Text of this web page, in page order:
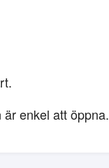
enkel att öppna.